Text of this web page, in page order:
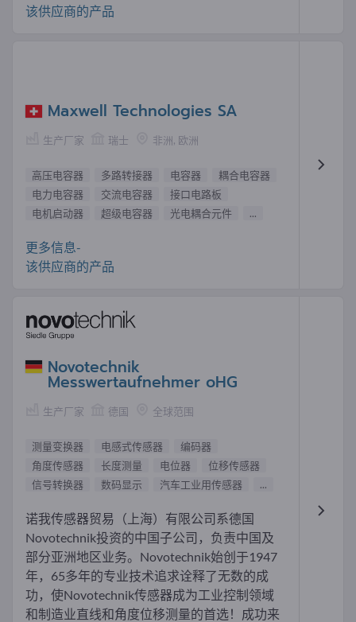
该供应商的产品
Maxwell Technologies SA
生产厂家 瑞士 非洲, 欧洲
高压电容器 多路转接器 电容器
耦合电容器
电力电容器
交流电容器
接口电路板
电机启动器
超级电容器 光电耦合元件 ...
更多信息-
该供应商的产品
Novotechnik
Messwertaufnehmer oHG
生产厂家 德国 全球范围
测量变换器 电感式传感器
编码器
角度传感器
长度测量 电位器
位移传感器
信号转换器
数码显示 汽车工业用传感器 ...
诺我传感器贸易（上海）有限公司系德国
Novotechnik投资的中国子公司，负责中国及
部分亚洲地区业务。Novotechnik始创于1947
年，65多年的专业技术追求诠释了无数的成
功，使Novotechnik传感器成为工业控制领域
和制造业直线和角度位移测量的首选！成功来